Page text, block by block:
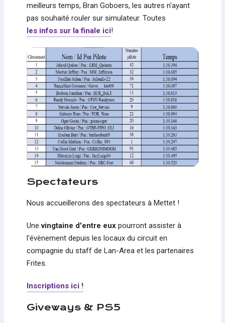
meilleurs temps, Bran Goboers, les autres n'ayant
pas souhaité rouler sur simulateur. Toutes
les infos sur la finale ici!
Spectateurs
Nous accueillerons des spectateurs à Mettet !
Unevingtaine d'entre euxpourront assister à
l'évènement depuis les locaux du circuit en
compagnie du staff de Lan-Area et les partenaires
Frites.
Inscriptions ici !
Giveways & PS5